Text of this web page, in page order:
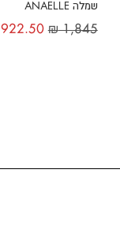
שמלה ANAELLE
₪1,845
922.50